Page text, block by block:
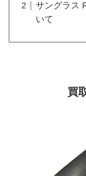
サングラス
いて
買